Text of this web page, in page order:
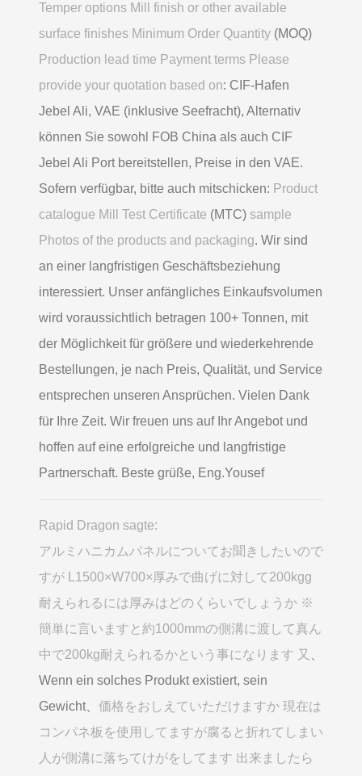
Temper options Mill finish or other available
surface finishes Minimum Order Quantity (MOQ)
Production lead time Payment terms Please
provide your quotation based on: CIF-Hafen
Jebel Ali, VAE (inklusive Seefracht), Alternativ
können Sie sowohl FOB China als auch CIF
Jebel Ali Port bereitstellen, Preise in den VAE.
Sofern verfügbar, bitte auch mitschicken: Product
catalogue Mill Test Certificate (MTC) sample
Photos of the products and packaging. Wir sind
an einer langfristigen Geschäftsbeziehung
interessiert. Unser anfängliches Einkaufsvolumen
wird voraussichtlich betragen 100+ Tonnen, mit
der Möglichkeit für größere und wiederkehrende
Bestellungen, je nach Preis, Qualität, und Service
entsprechen unseren Ansprüchen. Vielen Dank
für Ihre Zeit. Wir freuen uns auf Ihr Angebot und
hoffen auf eine erfolgreiche und langfristige
Partnerschaft. Beste grüße, Eng.Yousef
Rapid Dragon sagte:
アルミハニカムパネルについてお聞きしたいので
すが L1500×W700×厚みで曲げに対して200kgg
耐えられるには厚みはどのくらいでしょうか ※
簡単に言いますと約1000mmの側溝に渡して真ん
中で200kg耐えられるかという事になります 又
Wenn ein solches Produkt existiert, sein
Gewicht、 価格をおしえていただけますか 現在は
コンパネ板を使用してますが腐ると折れてしまい
人が側溝に落ちてけがをしてます 出来ましたら